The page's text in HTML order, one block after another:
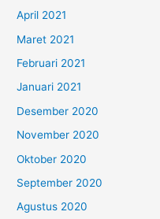
April 2021
Maret 2021
Februari 2021
Januari 2021
Desember 2020
November 2020
Oktober 2020
September 2020
Agustus 2020